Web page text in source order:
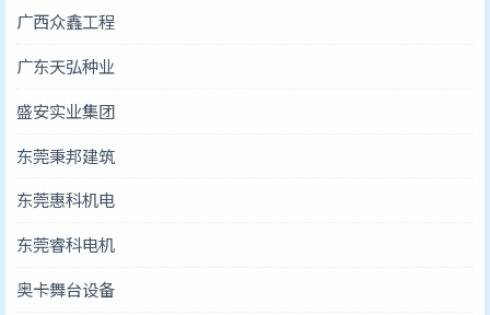
广西众鑫工程
广东天弘种业
盛安实业集团
东莞秉邦建筑
东莞惠科机电
东莞睿科电机
奥卡舞台设备